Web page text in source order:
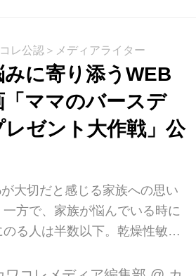
のスキンケアラインです。 3種
キンケアラインを3ステップで
いただくことで、キメを整え、
くハリ・弾力のある肌へと導
。「セラミド浸透ローション」
のあるテクスチャー、「セラ
ミルク」はコクのあるミル
セラミド高保湿クリーム」はリ
クリームが特徴です。セラミド
レ公認＞メディアライター
みに寄り添うWEB
「ママのバースデ
レゼント大作戦」公
大切だと感じる家族への思い
一方で、家族が悩んでいる時に
のる人は半数以下。乾燥性敏感
％が家族に打ち明けられず
悩みを抱え込む傾向に！